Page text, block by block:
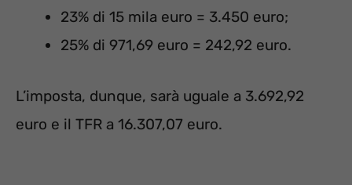
23% di 15 mila euro = 3.450 euro;
25% di 971,69 euro = 242,92 euro.
L’imposta, dunque, sarà uguale a 3.692,92
euro e il TFR a 16.307,07 euro.